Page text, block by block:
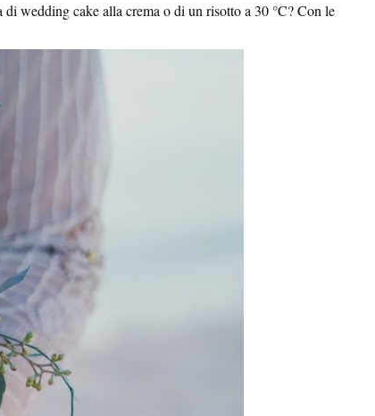
wedding cake alla crema o di un risotto a 30 °C? Con le